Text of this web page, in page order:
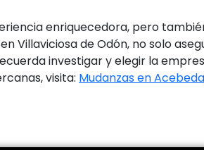
enriquecedora, pero
Villaviciosa de Odón, no solo
investigar y elegir la
visita: Mudanzas en Acebeda